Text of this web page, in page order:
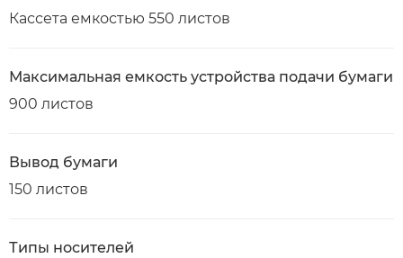
Кассета емкостью 550 листов
Максимальная емкость устройства подачи бумаги
900 листов
Вывод бумаги
150 листов
Типы носителей